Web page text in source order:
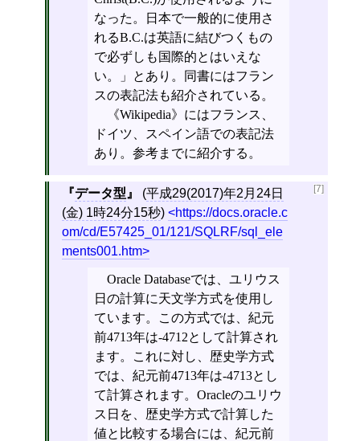
なった。日本で一般的に使用さ
れるB.C.は英語に結びつくもの
で必ずしも国際的とはいえな
い。」とあり。同書にはフラン
スの表記法も紹介されている。
《Wikipedia》にはフランス、
ドイツ、スペイン語での表記法
あり。参考までに紹介する。
[7]
データ型 (平成29(2017)年2月24日
(金) 1時24分15秒)
https://docs.oracle.c
om/cd/E57425_01/121/SQLRF/sql_ele
ments001.htm
Oracle Databaseでは、ユリウス
日の計算に天文学方式を使用し
ています。この方式では、紀元
前4713年は-4712として計算され
ます。これに対し、歴史学方式
では、紀元前4713年は-4713とし
て計算されます。Oracleのユリウ
ス日を、歴史学方式で計算した
値と比較する場合には、紀元前